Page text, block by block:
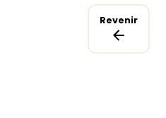
Revenir